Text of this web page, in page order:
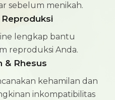
sebelum menikah.
Reproduksi
lengkap bantu
reproduksi Anda.
& Rhesus
kehamilan dan
inkompatibilitas